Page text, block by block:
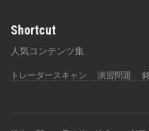
Shortcut
人気コンテンツ集
トレーダースキャン 演習問題